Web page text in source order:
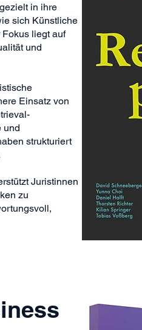
in ihre
sich Künstliche
liegt auf
und
Einsatz von
und
strukturiert
Juristinnen
zu